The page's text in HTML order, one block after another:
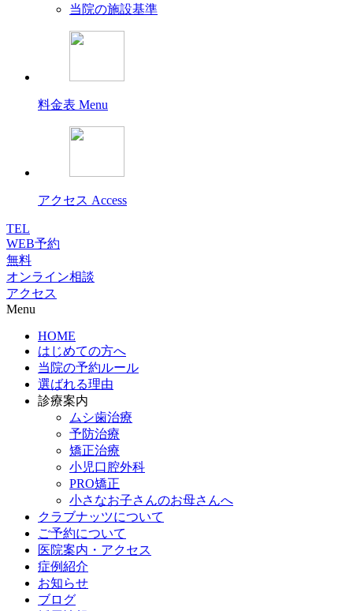
当院の施設基準
料金表 Menu
アクセス Access
TEL
WEB予約
無料
オンライン相談
アクセス
Menu
HOME
はじめての方へ
当院の予約ルール
選ばれる理由
診療案内
ムシ歯治療
予防治療
矯正治療
小児口腔外科
PRO矯正
小さなお子さんのお母さんへ
クラブナッツについて
ご予約について
医院案内・アクセス
症例紹介
お知らせ
ブログ